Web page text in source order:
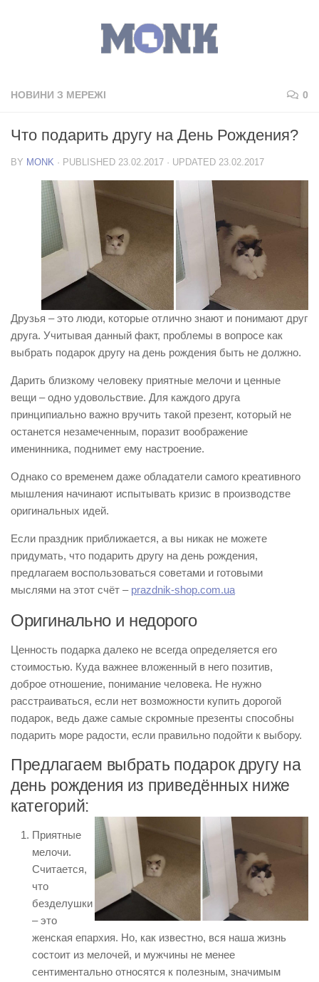
НОВИНИ З МЕРЕЖІ 0
Что подарить другу на День Рождения?
BY MONK · PUBLISHED 23.02.2017 · UPDATED 23.02.2017
Друзья – это люди, которые отлично знают и понимают друг
друга. Учитывая данный факт, проблемы в вопросе как
выбрать подарок другу на день рождения быть не должно.
Дарить близкому человеку приятные мелочи и ценные
вещи – одно удовольствие. Для каждого друга
принципиально важно вручить такой презент, который не
останется незамеченным, поразит воображение
именинника, поднимет ему настроение.
Однако со временем даже обладатели самого креативного
мышления начинают испытывать кризис в производстве
оригинальных идей.
Если праздник приближается, а вы никак не можете
придумать, что подарить другу на день рождения,
предлагаем воспользоваться советами и готовыми
мыслями на этот счёт – prazdnik-shop.com.ua
Оригинально и недорого
Ценность подарка далеко не всегда определяется его
стоимостью. Куда важнее вложенный в него позитив,
доброе отношение, понимание человека. Не нужно
расстраиваться, если нет возможности купить дорогой
подарок, ведь даже самые скромные презенты способны
подарить море радости, если правильно подойти к выбору.
Предлагаем выбрать подарок другу на
день рождения из приведённых ниже
категорий:
Приятные
мелочи.
Считается,
что
безделушки
– это
женская епархия. Но, как известно, вся наша жизнь
состоит из мелочей, и мужчины не менее
сентиментально относятся к полезным, значимым